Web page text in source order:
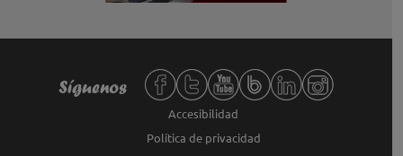
Redes sociales de Fundación ONCE,
Síguenos
Accesibilidad
Política de privacidad